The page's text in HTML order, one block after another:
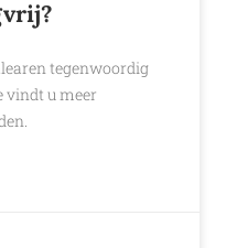
tegenwoordig
vindt u meer